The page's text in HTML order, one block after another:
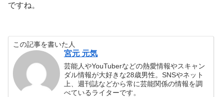
ですね。
この記事を書いた人
宮元 元気
芸能人やYouTuberなどの熱愛情報やスキャン
ダル情報が大好きな28歳男性。SNSやネット
上、週刊誌などから常に芸能関係の情報を調
べているライターです。